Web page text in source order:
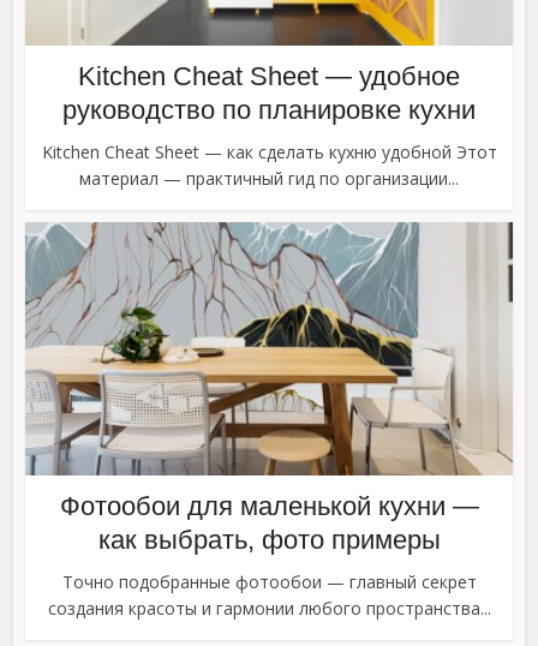
Kitchen Cheat Sheet — удобное
руководство по планировке кухни
Kitchen Cheat Sheet — как сделать кухню удобной Этот
материал — практичный гид по организации...
Фотообои для маленькой кухни —
как выбрать, фото примеры
Точно подобранные фотообои — главный секрет
создания красоты и гармонии любого пространства...